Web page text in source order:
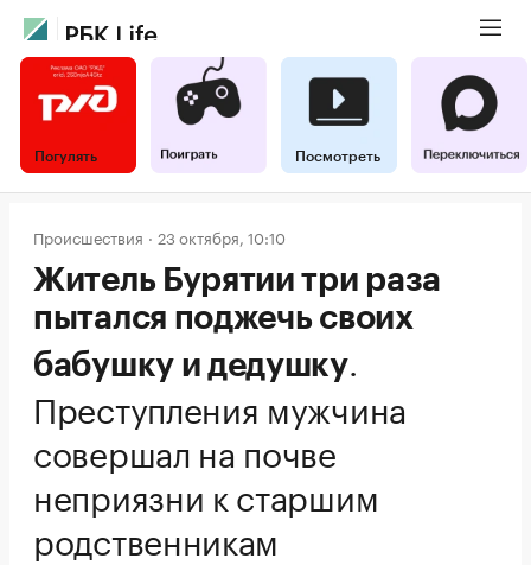
Погулять Посмотреть
Происшествия 23 октября, 10:10
Житель Бурятии три раза
пытался поджечь своих
бабушку и дедушку.
Преступления мужчина
совершал на почве
неприязни к старшим
родственникам